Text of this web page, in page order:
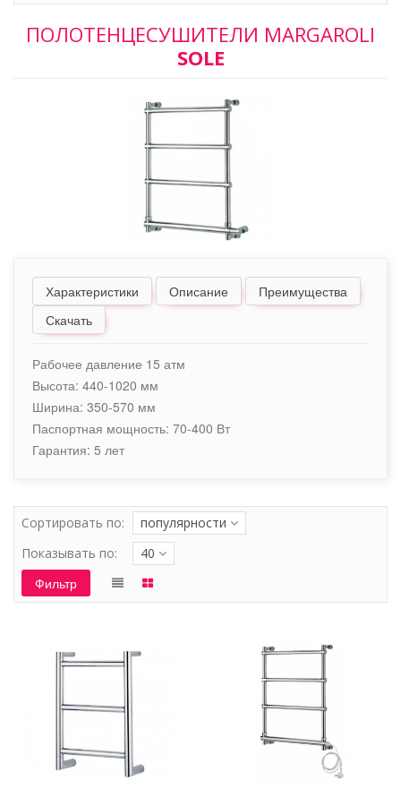
ПОЛОТЕНЦЕСУШИТЕЛИ MARGAROLI
SOLE
Характеристики Описание
Преимущества
Скачать
Рабочее давление 15 атм
Высота: 440-1020 мм
Ширина: 350-570 мм
Паспортная мощность: 70-400 Вт
Гарантия: 5 лет
Сортировать по:
популярности
Показывать по:
40
Фильтр